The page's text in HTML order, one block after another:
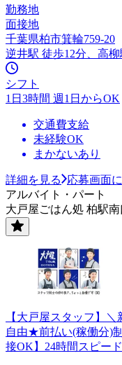
勤務地
面接地
千葉県柏市箕輪759‐20
逆井駅 徒歩12分、高
シフト
1日3時間 週1日からOK
交通費支給
未経験OK
まかないあり
詳細を見る
応募画面
アルバイト・パート
大戸屋ごはん処 柏駅
【大戸屋スタッフ】
自由★前払い(稼働分)
接OK】24時間スピー